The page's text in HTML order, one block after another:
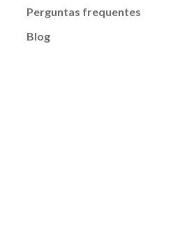
Perguntas frequentes
Blog